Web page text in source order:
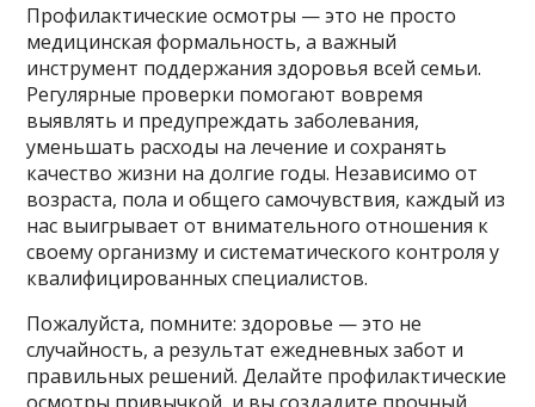
Профилактические осмотры — это не просто
медицинская формальность, а важный
инструмент поддержания здоровья всей семьи.
Регулярные проверки помогают вовремя
выявлять и предупреждать заболевания,
уменьшать расходы на лечение и сохранять
качество жизни на долгие годы. Независимо от
возраста, пола и общего самочувствия, каждый из
нас выигрывает от внимательного отношения к
своему организму и систематического контроля у
квалифицированных специалистов.
Пожалуйста, помните: здоровье — это не
случайность, а результат ежедневных забот и
правильных решений. Делайте профилактические
осмотры привычкой, и вы создадите прочный